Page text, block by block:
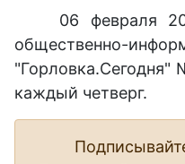
06 февраля
общественно-
"Горловка.Сегодня"
каждый четверг.